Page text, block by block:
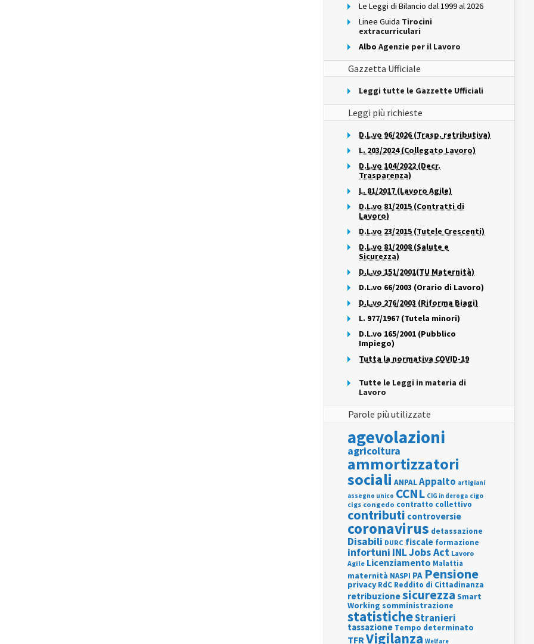
Le Leggi di Bilancio dal 1999 al 2026
Linee Guida Tirocini
extracurriculari
Albo Agenzie per il Lavoro
Gazzetta Ufficiale
Leggi tutte le Gazzette Ufficiali
Leggi più richieste
D.L.vo 96/2026 (Trasp. retributiva)
L. 203/2024 (Collegato Lavoro)
D.L.vo 104/2022 (Decr.
Trasparenza)
L. 81/2017 (Lavoro Agile)
D.L.vo 81/2015 (Contratti di
Lavoro)
D.L.vo 23/2015 (Tutele Crescenti)
D.L.vo 81/2008 (Salute e
Sicurezza)
D.L.vo 151/2001(TU Maternità)
D.L.vo 66/2003 (Orario di Lavoro)
D.L.vo 276/2003 (Riforma Biagi)
L. 977/1967 (Tutela minori)
D.L.vo 165/2001 (Pubblico
Impiego)
Tutta la normativa COVID-19
Tutte le Leggi in materia di
Lavoro
Parole più utilizzate
agevolazioni
agricoltura
ammortizzatori
sociali ANPALAppalto artigiani
assegno unico CCNL CIG in deroga cigo
cigs congedo contratto collettivo
contributi controversie
coronavirus detassazione
Disabili DURC fiscale formazione
infortuni INLJobs Act Lavoro
Agile Licenziamento Malattia
maternità NASPI PA Pensione
privacy RdC Reddito di Cittadinanza
retribuzionesicurezza Smart
Working somministrazione
statisticheStranieri
tassazione Tempo determinato
TFRVigilanza Welfare